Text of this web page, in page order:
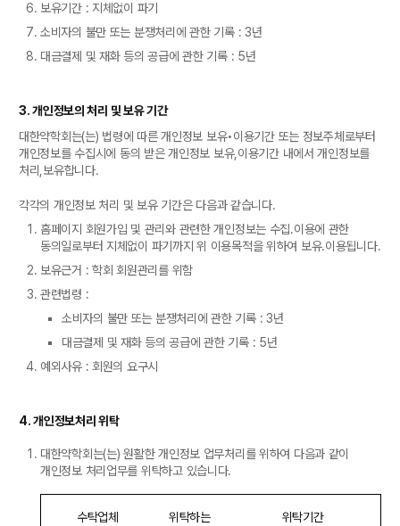
보유기간 : 지체없이 파기
소비자의 불만 또는 분쟁처리에 관한 기록 : 3년
대금결제 및 재화 등의 공급에 관한 기록 : 5년
3. 개인정보의 처리 및 보유 기간
대한약학회는(는) 법령에 따른 개인정보 보유•이용기간 또는 정보주체로부터
개인정보를 수집시에 동의 받은 개인정보 보유,이용기간 내에서 개인정보를
처리,보유합니다.
각각의 개인정보 처리 및 보유 기간은 다음과 같습니다.
홈페이지 회원가입 및 관리와 관련한 개인정보는 수집.이용에 관한
동의일로부터 지체없이 파기까지 위 이용목적을 위하여 보유.이용됩니다.
보유근거 : 학회 회원관리를 위함
관련법령 :
소비자의 불만 또는 분쟁처리에 관한 기록 : 3년
대금결제 및 재화 등의 공급에 관한 기록 : 5년
예외사유 : 회원의 요구시
4. 개인정보처리 위탁
대한약학회는(는) 원활한 개인정보 업무처리를 위하여 다음과 같이
개인정보 처리업무를 위탁하고 있습니다.
수탁업체
위탁하는
위탁기간